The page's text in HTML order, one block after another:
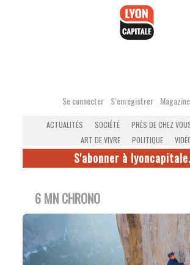
Se connecter S’enregistrer
ACTUALITÉS SOCIÉTÉ PRÈS DE CHEZ
ART DE VIVRE
POLITIQUE
S'abonner à
6 MN CHRONO